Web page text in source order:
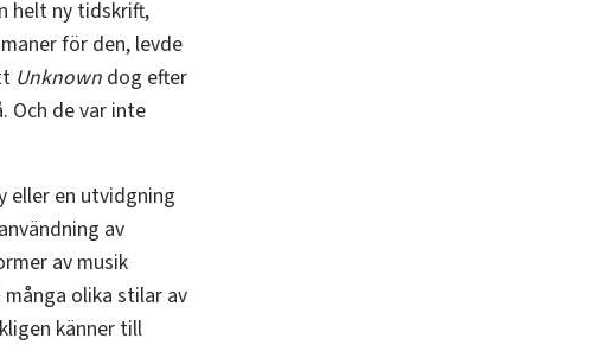
helt ny tidskrift,
för den, levde
Unknown dog efter
Och de var inte
eller en utvidgning
av
av musik
olika stilar av
känner till